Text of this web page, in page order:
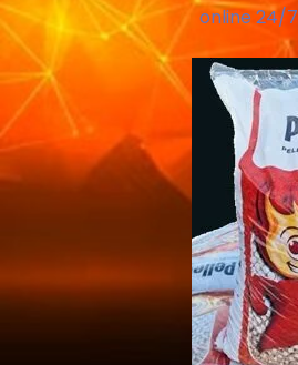
online 24/7